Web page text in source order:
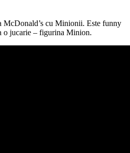
McDonald’s cu Minionii. Este funny
o jucarie – figurina Minion.